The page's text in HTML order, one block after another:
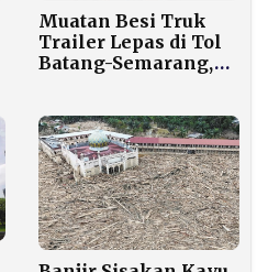
Muatan Besi Truk
Trailer Lepas di Tol
Batang-Semarang,